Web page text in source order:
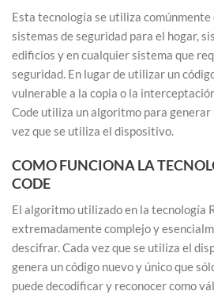
Esta tecnología se utiliza comúnmente
sistemas de seguridad para el hogar,
edificios y en cualquier sistema que
seguridad. En lugar de utilizar un
vulnerable a la copia o la
Code utiliza un algoritmo para generar
vez que se utiliza el dispositivo.
COMO FUNCIONA LA
CODE
El algoritmo utilizado en la tecnología
extremadamente complejo y
descifrar. Cada vez que se utiliza el
genera un código nuevo y único que
puede decodificar y reconocer como